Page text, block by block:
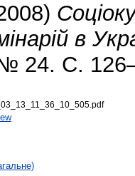
в
№ 24. С.